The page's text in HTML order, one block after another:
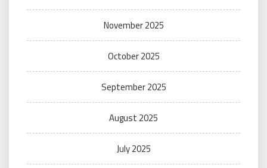
November 2025
October 2025
September 2025
August 2025
July 2025